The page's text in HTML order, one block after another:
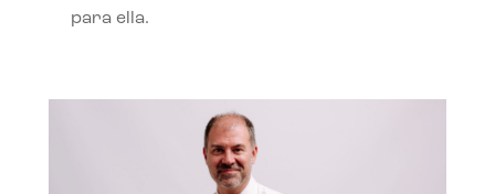
para ella.